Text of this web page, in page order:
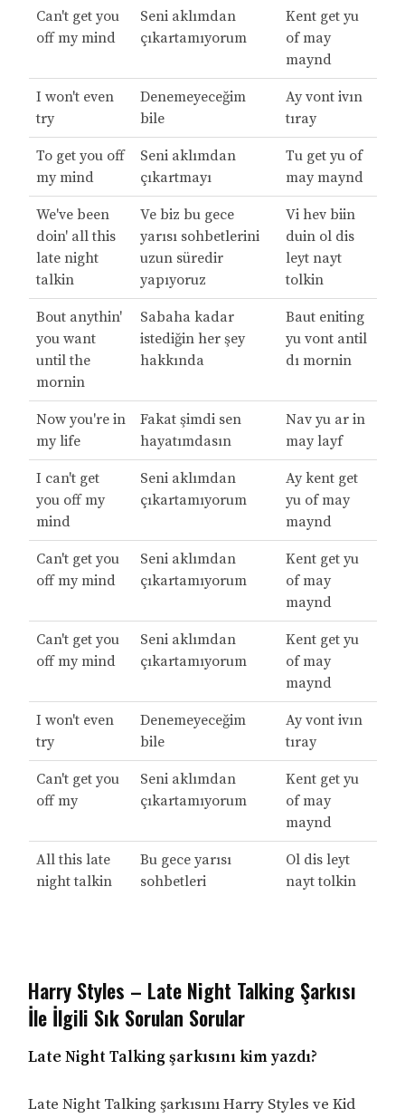
Can't get you
off my mind
Seni aklımdan
çıkartamıyorum
Kent get yu
of may
maynd
I won't even
try
Denemeyeceğim
bile
Ay vont ivın
tıray
To get you off
my mind
Seni aklımdan
çıkartmayı
Tu get yu of
may maynd
We've been
doin' all this
late night
talkin
Ve biz bu gece
yarısı sohbetlerini
uzun süredir
yapıyoruz
Vi hev biin
duin ol dis
leyt nayt
tolkin
Bout anythin'
you want
until the
mornin
Sabaha kadar
istediğin her şey
hakkında
Baut eniting
yu vont antil
dı mornin
Now you're in
my life
Fakat şimdi sen
hayatımdasın
Nav yu ar in
may layf
I can't get
you off my
mind
Seni aklımdan
çıkartamıyorum
Ay kent get
yu of may
maynd
Can't get you
off my mind
Seni aklımdan
çıkartamıyorum
Kent get yu
of may
maynd
Can't get you
off my mind
Seni aklımdan
çıkartamıyorum
Kent get yu
of may
maynd
I won't even
try
Denemeyeceğim
bile
Ay vont ivın
tıray
Can't get you
off my
Seni aklımdan
çıkartamıyorum
Kent get yu
of may
maynd
All this late
night talkin
Bu gece yarısı
sohbetleri
Ol dis leyt
nayt tolkin
Harry Styles – Late Night Talking Şarkısı
İle İlgili Sık Sorulan Sorular
Late Night Talking şarkısını kim yazdı?
Late Night Talking şarkısını Harry Styles ve Kid